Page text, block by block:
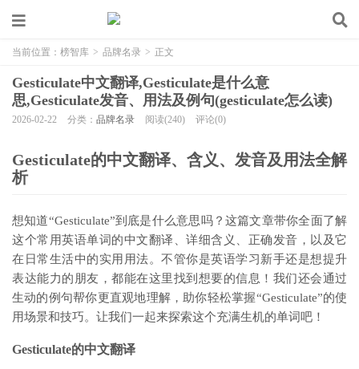
当前位置： 榜智库 > 品牌名录 > 正文
Gesticulate中文翻译,Gesticulate是什么意
思,Gesticulate发音、用法及例句(gesticulate怎么读)
2026-02-22 分类： 品牌名录 阅读(240) 评论(0)
Gesticulate的中文翻译、含义、发音及用法全解
析
想知道“Gesticulate”到底是什么意思吗？这篇文章带你全面了解
这个常用英语单词的中文翻译、详细含义、正确发音，以及它
在日常生活中的实用用法。不管你是英语学习新手还是想提升
表达能力的朋友，都能在这里找到想要的信息！我们还会通过
生动的例句帮你更直观地理解，助你轻松掌握“Gesticulate”的使
用场景和技巧。让我们一起来探索这个充满生机的单词吧！
Gesticulate的中文翻译